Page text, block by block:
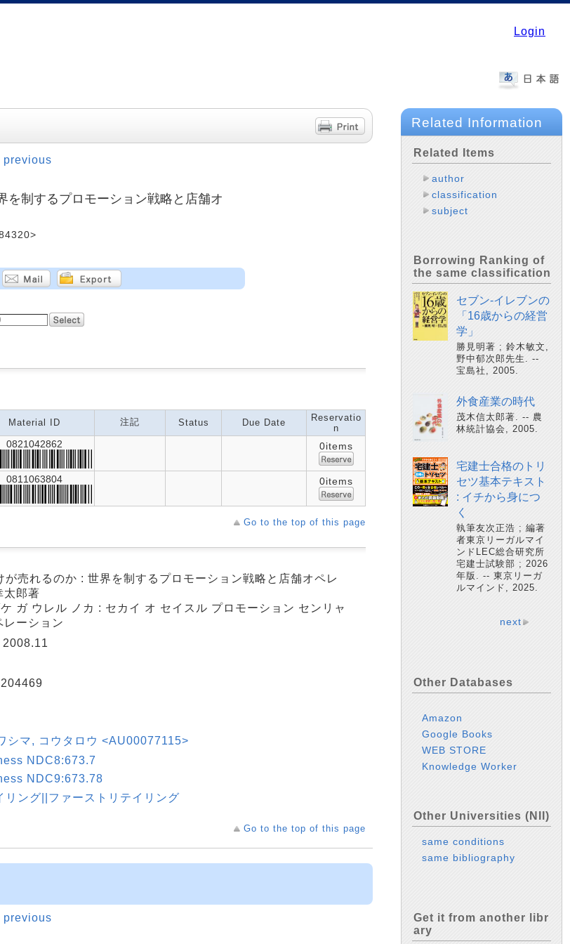
Login
previous
を制するプロモーション戦略と店舗オ
Material ID 注記 Status Due Date
Reservatio
n
0821042862 0items
0811063804 0items
Go to the top of this page
が売れるのか : 世界を制するプロモーション戦略と店舗オペレ
太郎著
ガ ウレル ノカ : セカイ オ セイスル プロモーション センリャ
レーション
2008.11
シマ, コウタロウ <AU00077115>
NDC8:673.7
NDC9:673.78
リング||ファーストリテイリング
Go to the top of this page
previous
Related Information
Related Items
author
classification
subject
Borrowing Ranking of
the same classification
セブン-イレブンの
「16歳からの経営
学」
勝見明著 ; 鈴木敏文,
野中郁次郎先生. --
宝島社, 2005.
外食産業の時代
茂木信太郎著. -- 農
林統計協会, 2005.
宅建士合格のトリ
セツ基本テキスト
: イチから身につ
く
執筆友次正浩 ; 編著
者東京リーガルマイ
ンドLEC総合研究所
宅建士試験部 ; 2026
年版. -- 東京リーガ
ルマインド, 2025.
next
Other Databases
Amazon
Google Books
WEB STORE
Knowledge Worker
Other Universities (NII)
same conditions
same bibliography
Get it from another libr
ary